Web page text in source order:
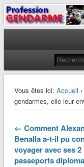
Profession
Le journal des gendarmes
Vous êtes ici: Accueil ›
gendarmes, elle leur
← Comment
Benalla a-t-il pu
voyager avec ses 2
passeports